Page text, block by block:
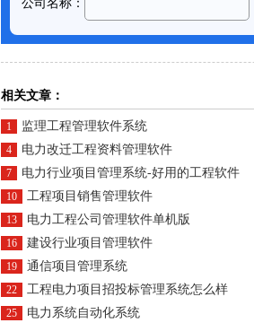
相关文章：
1 监理工程管理软件系统
4 电力改迁工程资料管理软件
7 电力行业项目管理系统-好用的工程软件
10 工程项目销售管理软件
13 电力工程公司管理软件单机版
16 建设行业项目管理软件
19 通信项目管理系统
22 工程电力项目招投标管理系统怎么样
25 电力系统自动化系统